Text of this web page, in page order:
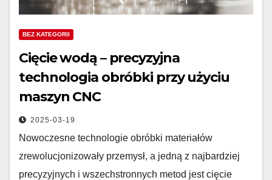
BEZ KATEGORII
Cięcie wodą – precyzyjna
technologia obróbki przy użyciu
maszyn CNC
2025-03-19
Nowoczesne technologie obróbki materiałów
zrewolucjonizowały przemysł, a jedną z najbardziej
precyzyjnych i wszechstronnych metod jest cięcie